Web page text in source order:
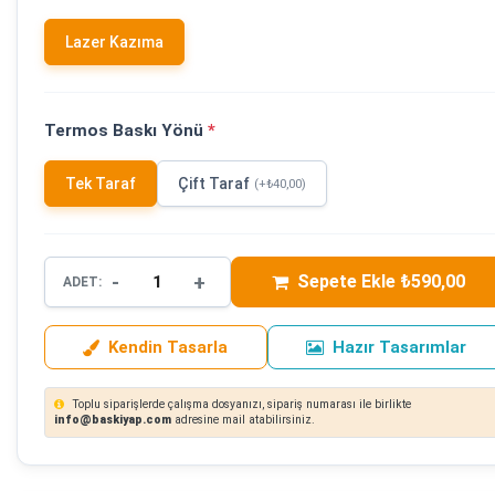
Lazer Kazıma
Termos Baskı Yönü *
Tek Taraf Çift Taraf (+₺40,00)
ADET: - + Sepete Ekle ₺590,00
Kendin Tasarla Hazır Tasarımlar
Toplu siparişlerde çalışma dosyanızı, sipariş numarası ile birlikte
info@baskiyap.com adresine mail atabilirsiniz.